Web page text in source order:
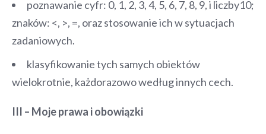
poznawanie cyfr: 0, 1, 2, 3, 4, 5, 6, 7, 8, 9, i liczby10;
znaków: <, >, =, oraz stosowanie ich w sytuacjach
zadaniowych.
klasyfikowanie tych samych obiektów
wielokrotnie, każdorazowo według innych cech.
III – Moje prawa i obowiązki